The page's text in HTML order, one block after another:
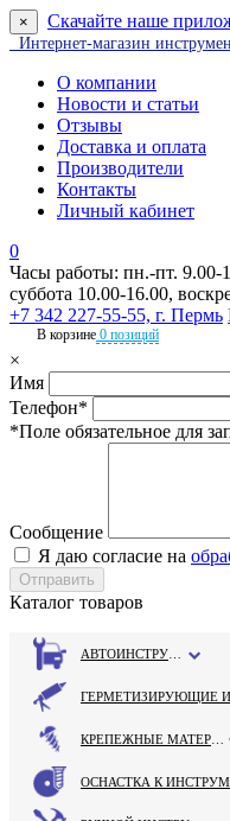
× Скачайте наше
Интернет-магазин
О компании
Новости и статьи
Отзывы
Доставка и оплата
Производители
Контакты
Личный кабинет
0
Часы работы: пн.-пт. 9.00-
суббота 10.00-16.00,
+7 342 227-55-55, г. Пермь
В корзине 0 позиций
×
Имя
Телефон*
*Поле обязательное для
Сообщение
Я даю согласие на
Каталог товаров